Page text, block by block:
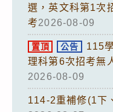
選，英文科第1次
考2026-08-09
置頂 公告
115
理科第6次招考無
2026-08-09
114-2重補修(1下